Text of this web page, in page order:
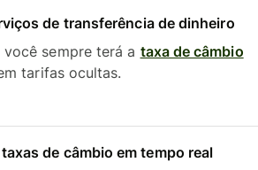
de transferência de dinheiro
você sempre terá a taxa de câmbio
tarifas ocultas.
de câmbio em tempo real